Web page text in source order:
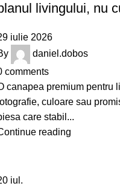
livingului, nu
iulie 2026
daniel.dobos
comments
canapea premium pentru
culoare sau
care stabil...
reading
iul.